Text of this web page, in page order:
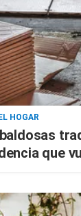
HOGAR
que